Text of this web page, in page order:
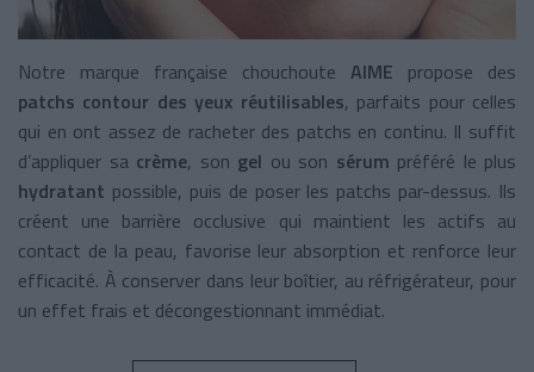
Notre marque française chouchoute AIME propose des
patchs contour des yeux réutilisables, parfaits pour celles
qui en ont assez de racheter des patchs en continu. Il suffit
d’appliquer sa crème, son gel ou son sérum préféré le plus
hydratant possible, puis de poser les patchs par-dessus. Ils
créent une barrière occlusive qui maintient les actifs au
contact de la peau, favorise leur absorption et renforce leur
efficacité. À conserver dans leur boîtier, au réfrigérateur, pour
un effet frais et décongestionnant immédiat.